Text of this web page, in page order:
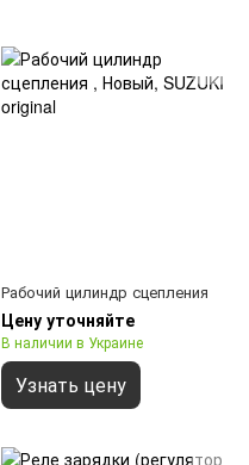
Рабочий цилиндр сцепления
Цену уточняйте
В наличии в Украине
Узнать цену